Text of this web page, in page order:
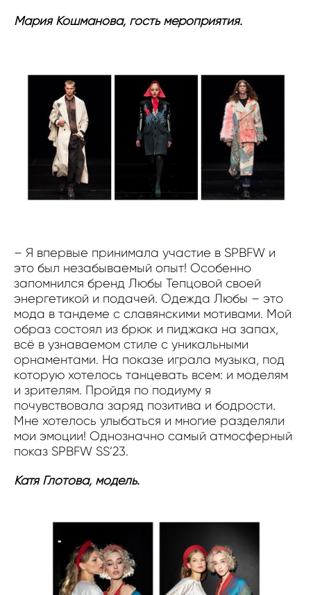
Мария Кошманова, гость мероприятия.
– Я впервые принимала участие в SPBFW и
это был незабываемый опыт! Особенно
запомнился бренд Любы Тепцовой своей
энергетикой и подачей. Одежда Любы – это
мода в тандеме с славянскими мотивами. Мой
образ состоял из брюк и пиджака на запах,
всё в узнаваемом стиле с уникальными
орнаментами. На показе играла музыка, под
которую хотелось танцевать всем: и моделям
и зрителям. Пройдя по подиуму я
почувствовала заряд позитива и бодрости.
Мне хотелось улыбаться и многие разделяли
мои эмоции! Однозначно самый атмосферный
показ SPBFW SS’23.
Катя Глотова, модель.